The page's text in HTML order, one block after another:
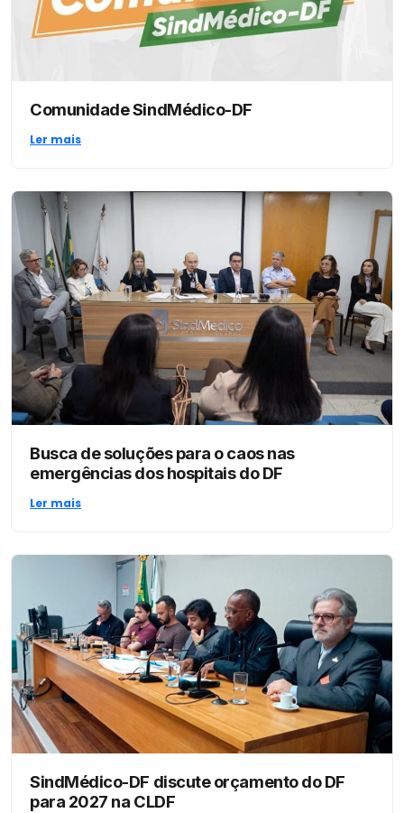
Comunidade SindMédico-DF
Ler mais
Busca de soluções para o caos nas
emergências dos hospitais do DF
Ler mais
SindMédico-DF discute orçamento do DF
para 2027 na CLDF